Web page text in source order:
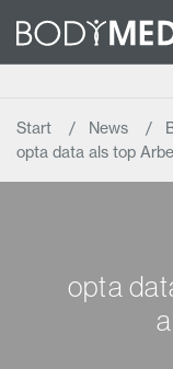
Start News
opta data als top
opta